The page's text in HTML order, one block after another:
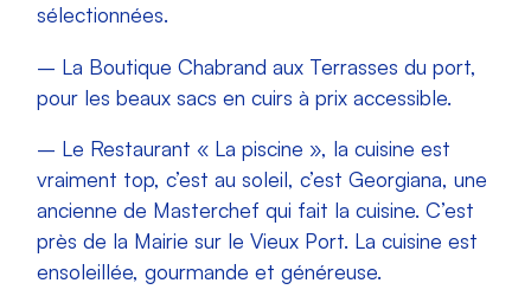
sélectionnées.
– La Boutique Chabrand aux Terrasses du port,
pour les beaux sacs en cuirs à prix accessible.
– Le Restaurant « La piscine », la cuisine est
vraiment top, c’est au soleil, c’est Georgiana, une
ancienne de Masterchef qui fait la cuisine. C’est
près de la Mairie sur le Vieux Port. La cuisine est
ensoleillée, gourmande et généreuse.